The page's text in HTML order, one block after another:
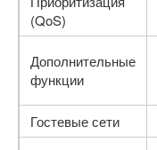
(QoS)
Дополнительные
функции
Гостевые сети